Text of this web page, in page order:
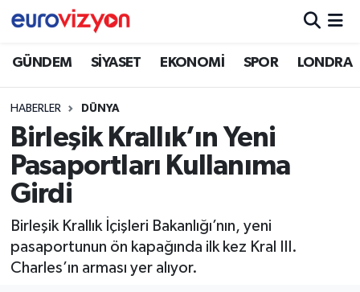
GÜNDEM SİYASET EKONOMİ SPOR LONDRA
HABERLER DÜNYA
Birleşik Krallık’ın Yeni
Pasaportları Kullanıma
Girdi
Birleşik Krallık İçişleri Bakanlığı’nın, yeni
pasaportunun ön kapağında ilk kez Kral III.
Charles’ın arması yer alıyor.